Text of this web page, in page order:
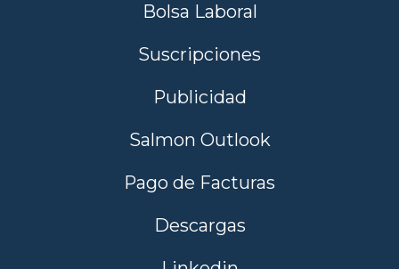
Bolsa Laboral
Suscripciones
Publicidad
Salmon Outlook
Pago de Facturas
Descargas